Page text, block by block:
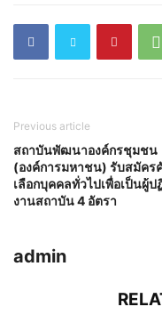
Previous article
สถาบันพัฒนาองค์กรชุมชน
(องค์การมหาชน) รับสมัคร
เลือกบุคคลทั่วไปเพื่อเป็นผู้ป
งานสถาบัน 4 อัตรา
admin